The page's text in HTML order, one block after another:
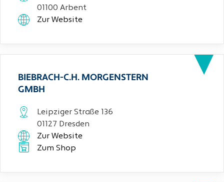
01100 Arbent
Zur Website
BIEBRACH-C.H. MORGENSTERN
GMBH
Leipziger Straße 136
01127 Dresden
Zur Website
Zum Shop